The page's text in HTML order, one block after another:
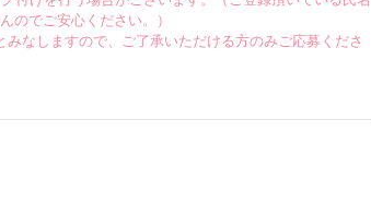
のでご安心ください。）
なしますので、ご了承いただける方のみご応募くださ